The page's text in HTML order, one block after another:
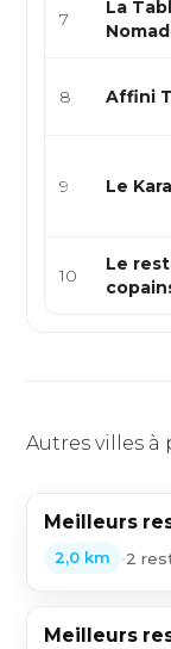
7
La
8 Affini
9 Le
10
Le
Autres villes
Meilleurs
2,0 km •2
Meilleurs